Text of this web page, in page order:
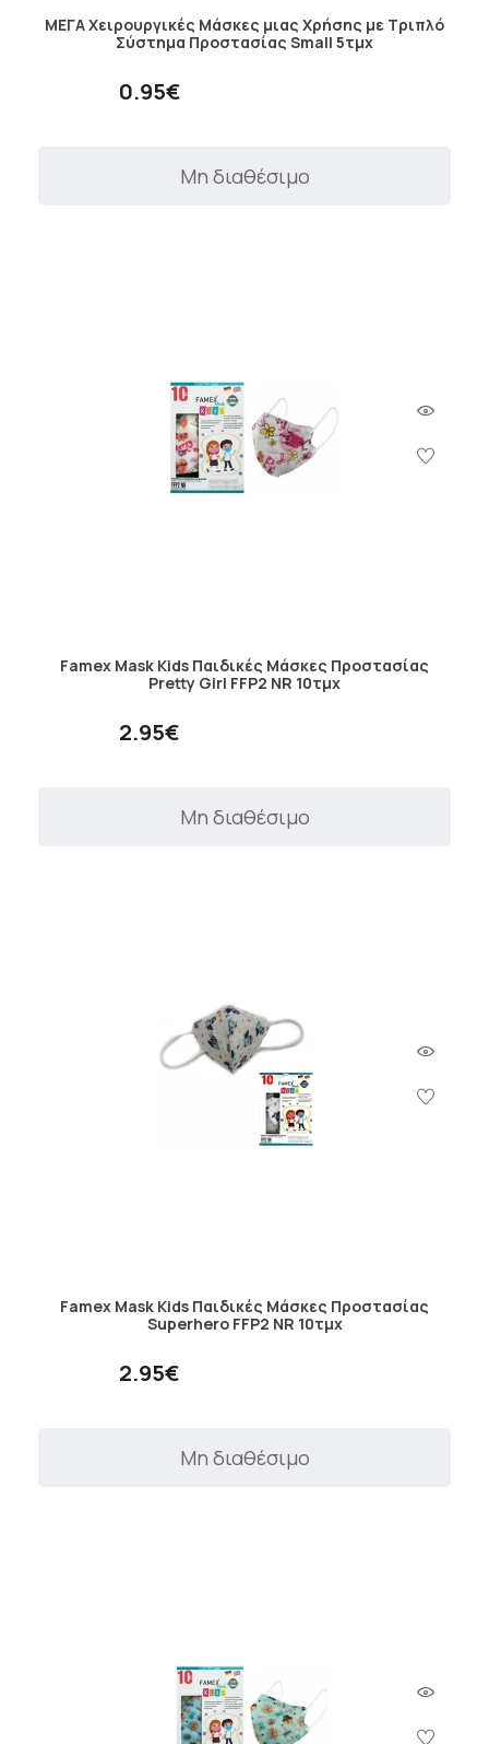
ΜΕΓΑ Χειρουργικές Μάσκες μιας Χρήσης με Τριπλό
Σύστημα Προστασίας Small 5τμχ
0.95€
Μη διαθέσιμο
Famex Mask Kids Παιδικές Μάσκες Προστασίας
Pretty Girl FFP2 NR 10τμχ
2.95€
Μη διαθέσιμο
Famex Mask Kids Παιδικές Μάσκες Προστασίας
Superhero FFP2 NR 10τμχ
2.95€
Μη διαθέσιμο